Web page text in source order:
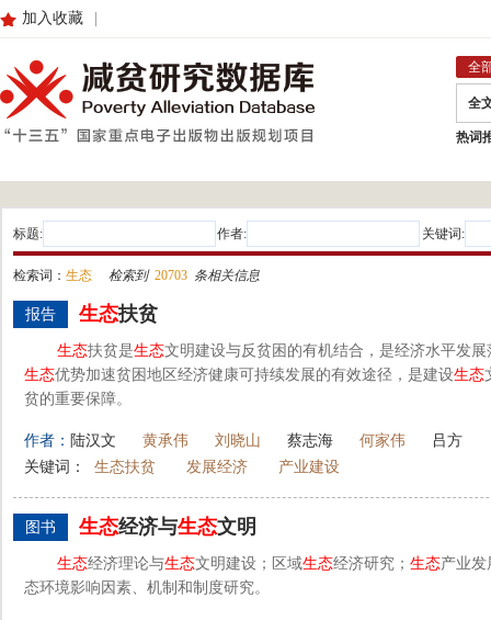
加入收藏
全
全
热词
标题: 作者: 关键词:
检索词： 生态 检索到 20703 条相关信息
报告 生态扶贫
生态扶贫是生态文明建设与反贫困的有机结合，是经济水平发
生态优势加速贫困地区经济健康可持续发展的有效途径，是建设生态
贫的重要保障。
作者： 陆汉文 黄承伟 刘晓山 蔡志海 何家伟
吕方
关键词：
生态扶贫 发展经济 产业建设
图书 生态经济与生态文明
生态经济理论与生态文明建设；区域生态经济研究； 生态产业发
态环境影响因素、机制和制度研究。